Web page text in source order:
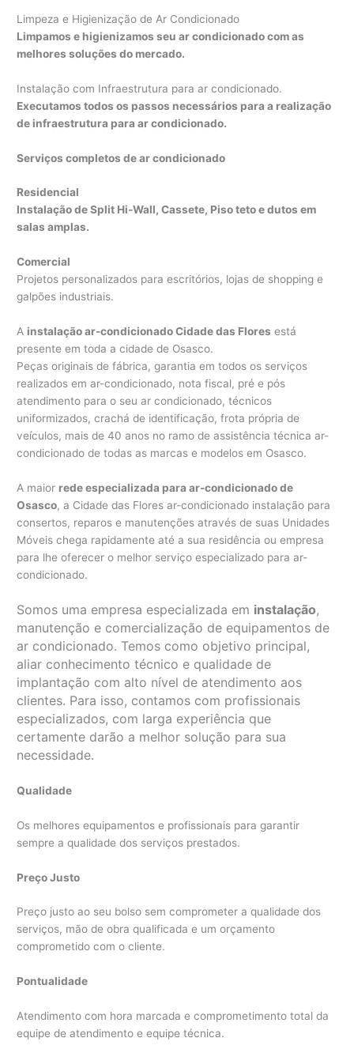
Limpeza e Higienização de Ar Condicionado
Limpamos e higienizamos seu ar condicionado com as
melhores soluções do mercado.
Instalação com Infraestrutura para ar condicionado.
Executamos todos os passos necessários para a realização
de infraestrutura para ar condicionado.
Serviços completos de ar condicionado
Residencial
Instalação de Split Hi-Wall, Cassete, Piso teto e dutos em
salas amplas.
Comercial
Projetos personalizados para escritórios, lojas de shopping e
galpões industriais.
A instalação ar-condicionado Cidade das Flores está
presente em toda a cidade de Osasco.
Peças originais de fábrica, garantia em todos os serviços
realizados em ar-condicionado, nota fiscal, pré e pós
atendimento para o seu ar condicionado, técnicos
uniformizados, crachá de identificação, frota própria de
veículos, mais de 40 anos no ramo de assistência técnica ar-
condicionado de todas as marcas e modelos em Osasco.
A maior rede especializada para ar-condicionado de
Osasco, a Cidade das Flores ar-condicionado instalação para
consertos, reparos e manutenções através de suas Unidades
Móveis chega rapidamente até a sua residência ou empresa
para lhe oferecer o melhor serviço especializado para ar-
condicionado.
Somos uma empresa especializada em instalação,
manutenção e comercialização de equipamentos de
ar condicionado. Temos como objetivo principal,
aliar conhecimento técnico e qualidade de
implantação com alto nível de atendimento aos
clientes. Para isso, contamos com profissionais
especializados, com larga experiência que
certamente darão a melhor solução para sua
necessidade.
Qualidade
Os melhores equipamentos e profissionais para garantir
sempre a qualidade dos serviços prestados.
Preço Justo
Preço justo ao seu bolso sem comprometer a qualidade dos
serviços, mão de obra qualificada e um orçamento
comprometido com o cliente.
Pontualidade
Atendimento com hora marcada e comprometimento total da
equipe de atendimento e equipe técnica.